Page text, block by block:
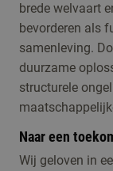
brede welvaart
bevorderen als
samenleving.
duurzame
structurele
Naar een
Wij geloven in